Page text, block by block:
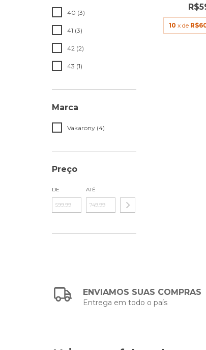
40 (3)
41 (3)
42 (2)
43 (1)
Marca
Vakarony (4)
Preço
DE ATÉ
10 x de
ENVIAMOS SUAS COMPRAS
Entrega em todo o país